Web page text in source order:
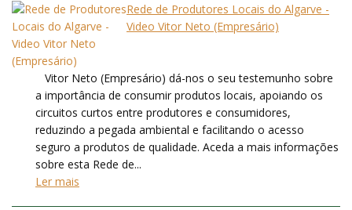
Rede de Produtores Locais do Algarve -
Video Vitor Neto (Empresário)
Vitor Neto (Empresário) dá-nos o seu testemunho sobre
a importância de consumir produtos locais, apoiando os
circuitos curtos entre produtores e consumidores,
reduzindo a pegada ambiental e facilitando o acesso
seguro a produtos de qualidade. Aceda a mais informações
sobre esta Rede de...
Ler mais